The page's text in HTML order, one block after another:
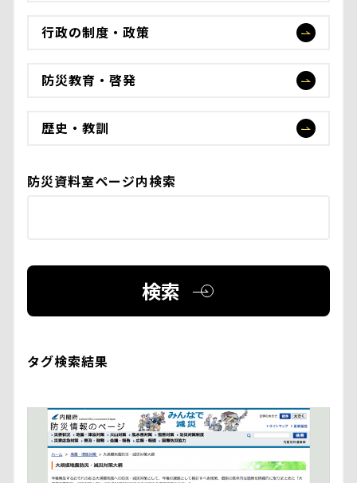
行政の制度・政策
防災教育・啓発
歴史・教訓
防災資料室ページ内検索
検索
タグ検索結果